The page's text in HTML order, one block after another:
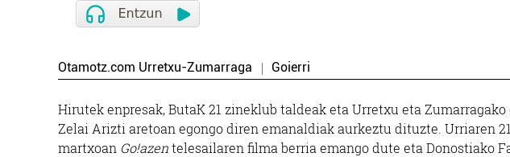
Otamotz.com Urretxu-Zumarraga Goierri
Hirutek enpresak, ButaK 21 zineklub taldeak eta Urretxu eta
Zelai Arizti aretoan egongo diren emanaldiak aurkeztu dituzte. Urriaren
martxoan Go!azentelesailaren filma berria emango dute eta Donostiako